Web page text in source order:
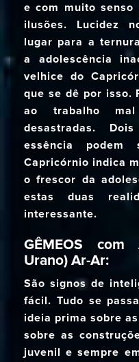
e com muito
ilusões. Lucidez
lugar para a
a adolescência
velhice do
que se dê por isso.
ao trabalho
desastradas.
essência podem
Capricórnio indica
o frescor da
estas duas
interessante.
GÊMEOS com
Urano) Ar-Ar:
São signos de
fácil. Tudo se
ideia prima sobre
sobre as
juvenil e sempre